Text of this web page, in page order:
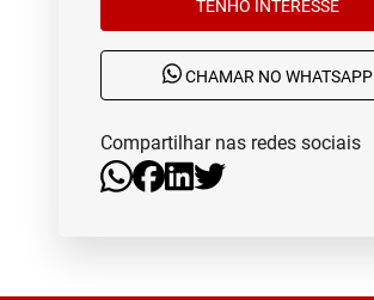
TENHO INTERESSE
CHAMAR NO WHATSAPP
Compartilhar nas redes sociais